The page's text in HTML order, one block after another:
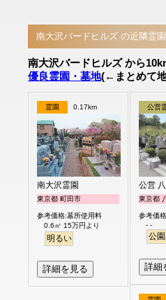
南大沢バードヒルズ の近隣霊園
南大沢バードヒルズ から
優良霊園・墓地(←まとめて
霊園 0.17km
南大沢霊園
東京都 町田市
参考価格:墓所使用料
0.6㎡ 15万円より
明るい
詳細を見る
公営
公営
東京都
参考価
- -
公
詳細